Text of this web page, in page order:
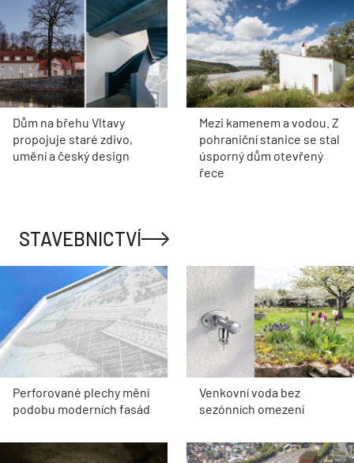
Dům na břehu Vltavy
propojuje staré zdivo,
umění a český design
Mezi kamenem a vodou. Z
pohraniční stanice se stal
úsporný dům otevřený
řece
STAVEBNICTVÍ
Perforované plechy mění
podobu moderních fasád
Venkovní voda bez
sezónních omezení